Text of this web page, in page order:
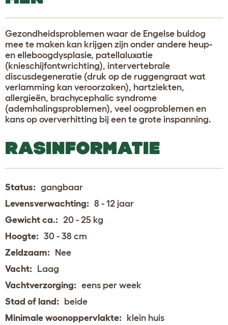
Gezondheidsproblemen waar de Engelse buldog
mee te maken kan krijgen zijn onder andere heup-
en elleboogdysplasie, patellaluxatie
(knieschijfontwrichting), intervertebrale
discusdegeneratie (druk op de ruggengraat wat
verlamming kan veroorzaken), hartziekten,
allergieën, brachycephalic syndrome
(ademhalingsproblemen), veel oogproblemen en
kans op oververhitting bij een te grote inspanning.
RASINFORMATIE
Status: gangbaar
Levensverwachting: 8 - 12 jaar
Gewicht ca.: 20 - 25 kg
Hoogte: 30 - 38 cm
Zeldzaam: Nee
Vacht: Laag
Vachtverzorging: eens per week
Stad of land: beide
Minimale woonoppervlakte: klein huis